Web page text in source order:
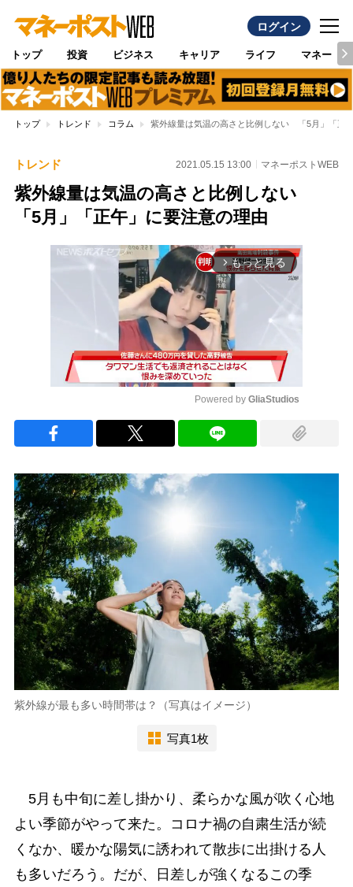
ログイン
トップ 投資 ビジネス キャリア ライフ マネー
トップ トレンド コラム 紫外線量は気温の高さと比例しない 「5月」「正
トレンド 2021.05.15 13:00 マネーポストWEB
紫外線量は気温の高さと比例しない
「5月」「正午」に要注意の理由
arrow_forward_ios もっと見る
Powered by GliaStudios
紫外線が最も多い時間帯は？（写真はイメージ）
写真1枚
5月も中旬に差し掛かり、柔らかな風が吹く心地
よい季節がやって来た。コロナ禍の自粛生活が続
くなか、暖かな陽気に誘われて散歩に出掛ける人
も多いだろう。だが、日差しが強くなるこの季